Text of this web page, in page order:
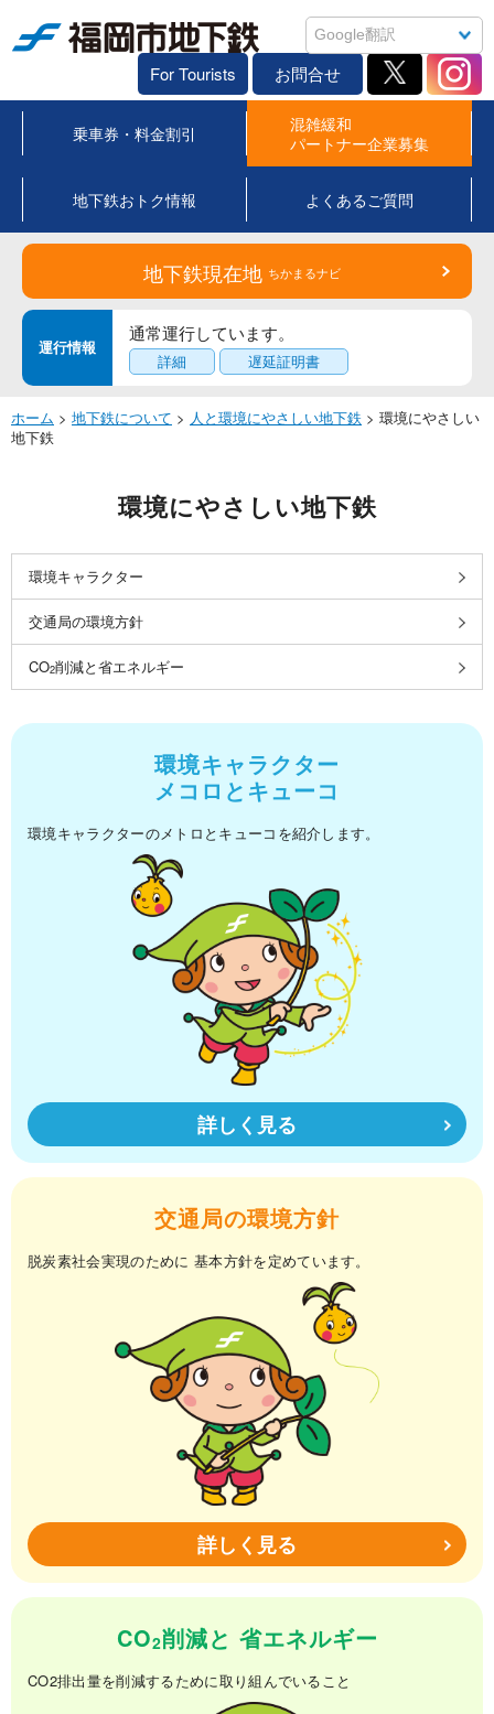
For Tourists お問合せ
乗車券・料金割引
混雑緩和
パートナー企業募集
地下鉄おトク情報 よくあるご質問
地下鉄現在地 ちかまるナビ
運行情報
通常運行しています。
詳細 遅延証明書
ホーム > 地下鉄について > 人と環境にやさしい地下鉄 > 環境にやさしい
地下鉄
環境にやさしい地下鉄
環境キャラクター
交通局の環境方針
CO2削減と省エネルギー
環境キャラクター
メコロとキューコ
環境キャラクターのメトロとキューコを紹介します。
詳しく見る
交通局の環境方針
脱炭素社会実現のために 基本方針を定めています。
詳しく見る
CO2削減と 省エネルギー
CO2排出量を削減するために取り組んでいること